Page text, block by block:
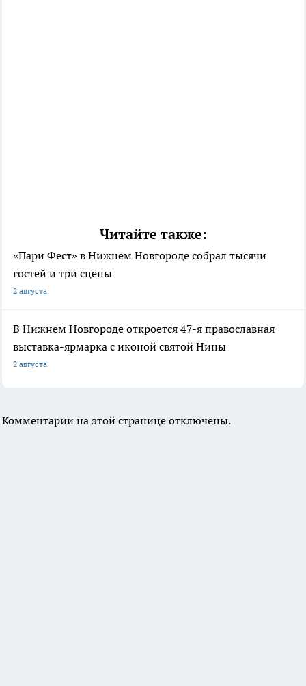
Читайте также:
«Пари Фест» в Нижнем Новгороде собрал тысячи
гостей и три сцены
2 августа
В Нижнем Новгороде откроется 47-я православная
выставка-ярмарка с иконой святой Нины
2 августа
Комментарии на этой странице отключены.